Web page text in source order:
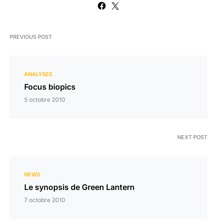
PREVIOUS POST
ANALYSES
Focus biopics
5 octobre 2010
NEXT POST
NEWS
Le synopsis de Green Lantern
7 octobre 2010